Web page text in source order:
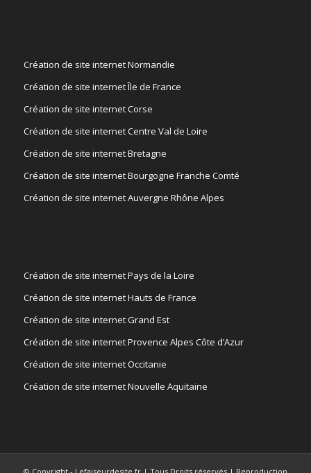
Création de site internet Normandie
Création de site internet Île de France
Création de site internet Corse
Création de site internet Centre Val de Loire
Création de site internet Bretagne
Création de site internet Bourgogne Franche Comté
Création de site internet Auvergne Rhône Alpes
Création de site internet Pays de la Loire
Création de site internet Hauts de France
Création de site internet Grand Est
Création de site internet Provence Alpes Côte d’Azur
Création de site internet Occitanie
Création de site internet Nouvelle Aquitaine